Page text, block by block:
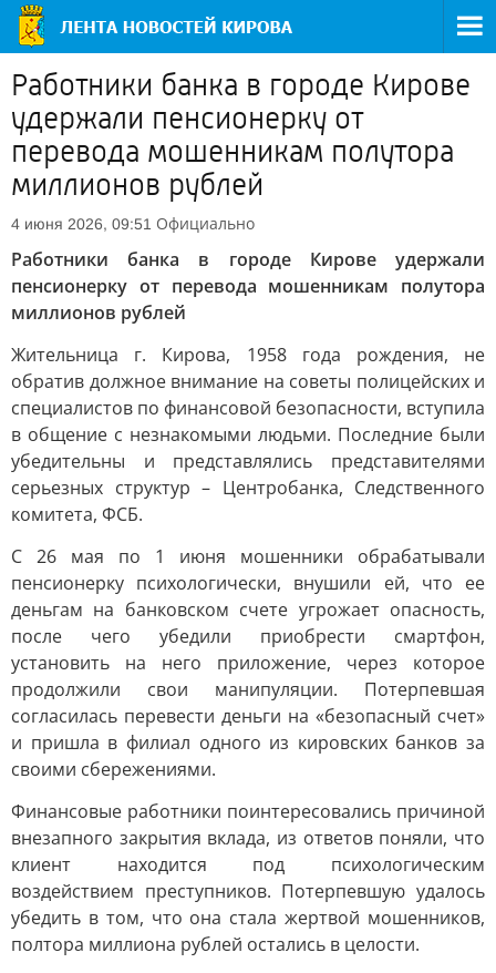
Работники банка в городе Кирове
удержали пенсионерку от
перевода мошенникам полутора
миллионов рублей
4 июня 2026, 09:51 Официально
Работники банка в городе Кирове удержали
пенсионерку от перевода мошенникам полутора
миллионов рублей
Жительница г. Кирова, 1958 года рождения, не
обратив должное внимание на советы полицейских и
специалистов по финансовой безопасности, вступила
в общение с незнакомыми людьми. Последние были
убедительны и представлялись представителями
серьезных структур – Центробанка, Следственного
комитета, ФСБ.
С 26 мая по 1 июня мошенники обрабатывали
пенсионерку психологически, внушили ей, что ее
деньгам на банковском счете угрожает опасность,
после чего убедили приобрести смартфон,
установить на него приложение, через которое
продолжили свои манипуляции. Потерпевшая
согласилась перевести деньги на «безопасный счет»
и пришла в филиал одного из кировских банков за
своими сбережениями.
Финансовые работники поинтересовались причиной
внезапного закрытия вклада, из ответов поняли, что
клиент находится под психологическим
воздействием преступников. Потерпевшую удалось
убедить в том, что она стала жертвой мошенников,
полтора миллиона рублей остались в целости.